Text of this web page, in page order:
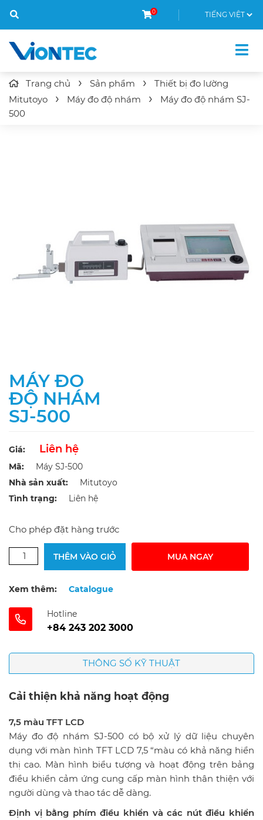
0
Trang chủ Sản phẩm
Thiết bị đo lường
Mitutoyo
Máy đo độ nhám Máy đo độ nhám SJ-
500
MÁY ĐO
ĐỘ NHÁM
SJ-500
Giá: Liên hệ
Mã:
Máy SJ-500
Nhà sản xuất:
Mitutoyo
Tình trạng:
Liên hệ
Cho phép đặt hàng trước
THÊM VÀO GIỎ MUA NGAY
Xem thêm: Catalogue
Hotline
+84 243 202 3000
THÔNG SỐ KỸ THUẬT
Cải thiện khả năng hoạt động
7,5 màu TFT LCD
Máy đo độ nhám SJ-500 có bộ xử lý dữ liệu chuyên
dụng với màn hình TFT LCD 7,5 “màu có khả năng hiển
thị cao. Màn hình biểu tượng và hoạt động trên bảng
điều khiển cảm ứng cung cấp màn hình thân thiện với
người dùng và thao tác dễ dàng.
Định vị bằng phím điều khiển và các nút điều khiển